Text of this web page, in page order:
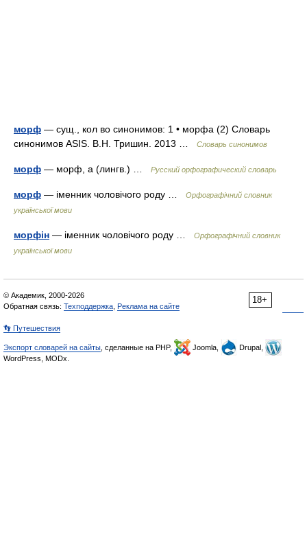
морф — сущ., кол во синонимов: 1 • морфа (2) Словарь
синонимов ASIS. В.Н. Тришин. 2013 …
Словарь синонимов
морф — морф, а (лингв.) … Русский орфографический словарь
морф — іменник чоловічого роду …
Орфографічний словник
української мови
морфін — іменник чоловічого роду …
Орфографічний словник
української мови
18+
© Академик, 2000-2026
Обратная связь: Техподдержка Реклама на сайте
👣 Путешествия
Экспорт словарей на сайты , сделанные на PHP, Joomla,
Drupal,
WordPress, MODx.